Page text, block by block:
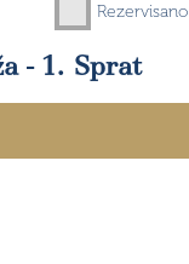
- 1. Sprat
Rezervisano